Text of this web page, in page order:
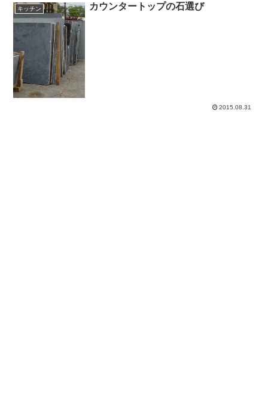
キッチン カウンタートップの石選び
2015.08.31